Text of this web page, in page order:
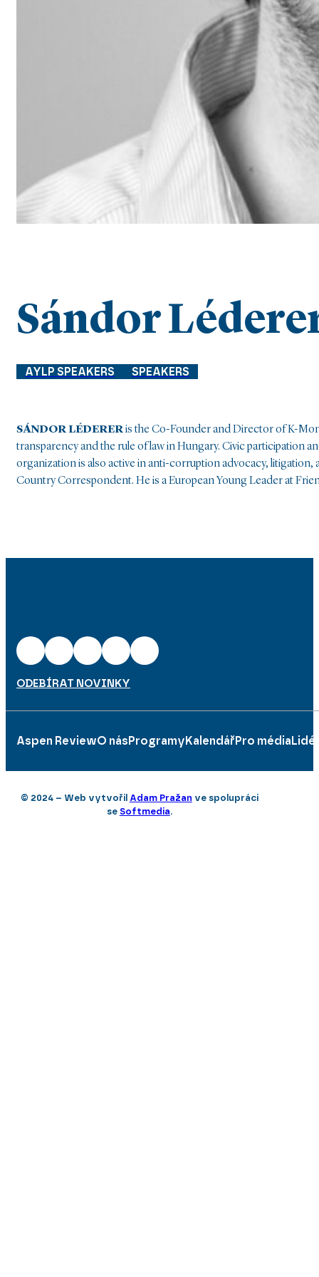
Sándor
AYLP SPEAKERS SPEAKERS
SÁNDOR LÉDERERis the Co-Founder and Director of K-
transparency and the rule of law in Hungary. Civic participation
organization is also active in anti-corruption advocacy,
Country Correspondent. He is a European Young Leader at
ODEBÍRAT NOVINKY
Aspen ReviewO nás Programy Kalendář Pro média Lidé
© 2024 – Web vytvořil Adam Pražan ve spolupráci
se Softmedia.